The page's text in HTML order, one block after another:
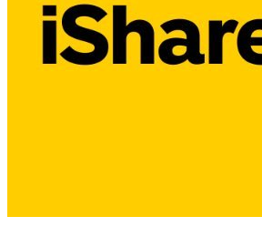
Politique de Confidentialité •Conditions
Copyright 2020-2026 Epsylia OÜ - All